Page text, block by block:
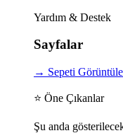
Yardım & Destek
Sayfalar
→ Sepeti Görüntüle
⭐ Öne Çıkanlar
Şu anda